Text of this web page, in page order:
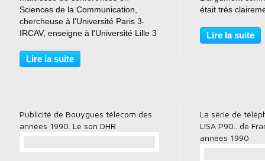
Sciences de la Communication,
chercheuse à l'Université Paris 3-
IRCAV, enseigne à l'Université Lille 3
ce nouvel engouement pour les
téléphones mobiles vintage ?
Lire la suite
était trés
Lire la suite
Publicité de Bouygues télécom des
années 1990. Le son DHR
La série de
LISA P90.. de
années 1990